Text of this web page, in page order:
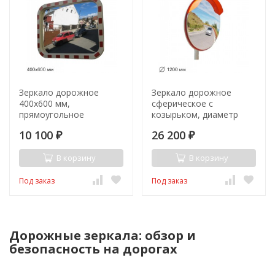
Зеркало дорожное
400х600 мм,
прямоугольное
10 100 ₽
В корзину
Под заказ
Зеркало дорожное
сферическое с
козырьком, диаметр
2007
26 200 ₽
В корзину
Под заказ
Дорожные зеркала: обзор и
безопасность на дорогах